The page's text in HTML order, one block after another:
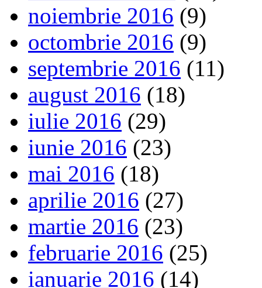
noiembrie 2016 (9)
octombrie 2016 (9)
septembrie 2016 (11)
august 2016 (18)
iulie 2016 (29)
iunie 2016 (23)
mai 2016 (18)
aprilie 2016 (27)
martie 2016 (23)
februarie 2016 (25)
ianuarie 2016 (14)